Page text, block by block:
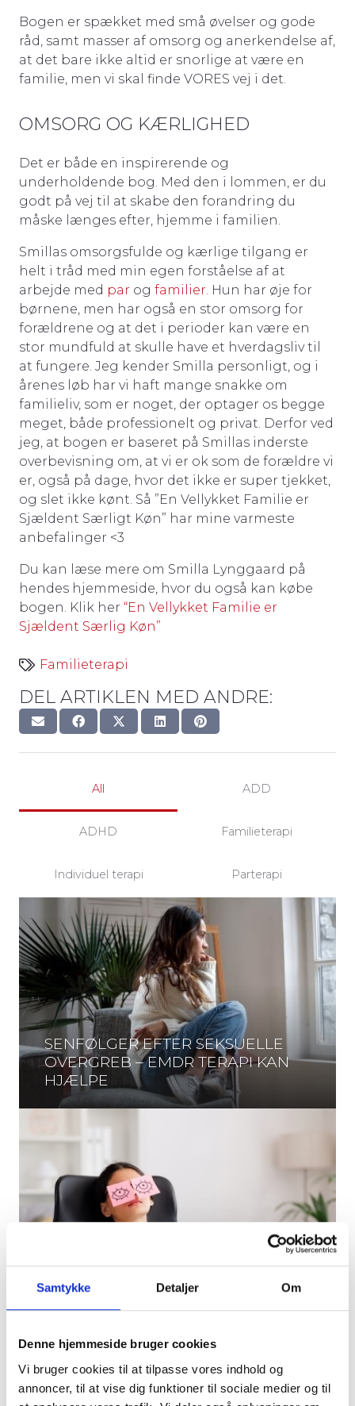
Samtykke Detaljer Om
Denne hjemmeside bruger cookies
Vi bruger cookies til at tilpasse vores indhold og
annoncer, til at vise dig funktioner til sociale medier og til
Bogen er spækket med små øvelser og gode
råd, samt masser af omsorg og anerkendelse af,
at det bare ikke altid er snorlige at være en
familie, men vi skal finde VORES vej i det.
OMSORG OG KÆRLIGHED
Det er både en inspirerende og
underholdende bog. Med den i lommen, er du
godt på vej til at skabe den forandring du
måske længes efter, hjemme i familien.
Smillas omsorgsfulde og kærlige tilgang er
helt i tråd med min egen forståelse af at
arbejde med par og familier . Hun har øje for
børnene, men har også en stor omsorg for
forældrene og at det i perioder kan være en
stor mundfuld at skulle have et hverdagsliv til
at fungere. Jeg kender Smilla personligt, og i
årenes løb har vi haft mange snakke om
familieliv, som er noget, der optager os begge
meget, både professionelt og privat. Derfor ved
jeg, at bogen er baseret på Smillas inderste
overbevisning om, at vi er ok som de forældre vi
er, også på dage, hvor det ikke er super tjekket,
og slet ikke kønt. Så ”En Vellykket Familie er
Sjældent Særligt Køn” har mine varmeste
anbefalinger <3
Du kan læse mere om Smilla Lynggaard på
hendes hjemmeside, hvor du også kan købe
bogen. Klik her “En Vellykket Familie er
Sjældent Særlig Køn”
Familieterapi
DEL ARTIKLEN MED ANDRE:
All ADD
ADHD Familieterapi
Individuel terapi Parterapi
SENFØLGER EFTER SEKSUELLE
OVERGREB – EMDR TERAPI KAN
HJÆLPE
KVINDER OG ADHD